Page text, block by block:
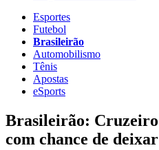
Esportes
Futebol
Brasileirão
Automobilismo
Tênis
Apostas
eSports
Brasileirão:
com chance de